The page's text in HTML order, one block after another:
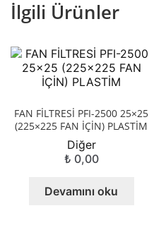
İlgili Ürünler
FAN FİLTRESİ PFI-2500 25×25
(225×225 FAN İÇİN) PLASTİM
Diğer
₺ 0,00
Devamını oku